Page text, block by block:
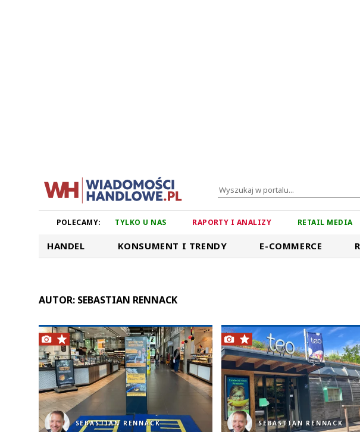
POLECAMY: TYLKO U NAS RAPORTY I ANALIZY RETAIL MEDIA
HANDEL KONSUMENT I TRENDY E-COMMERCE
AUTOR: SEBASTIAN RENNACK
SEBASTIAN RENNACK SEBASTIAN RENNACK